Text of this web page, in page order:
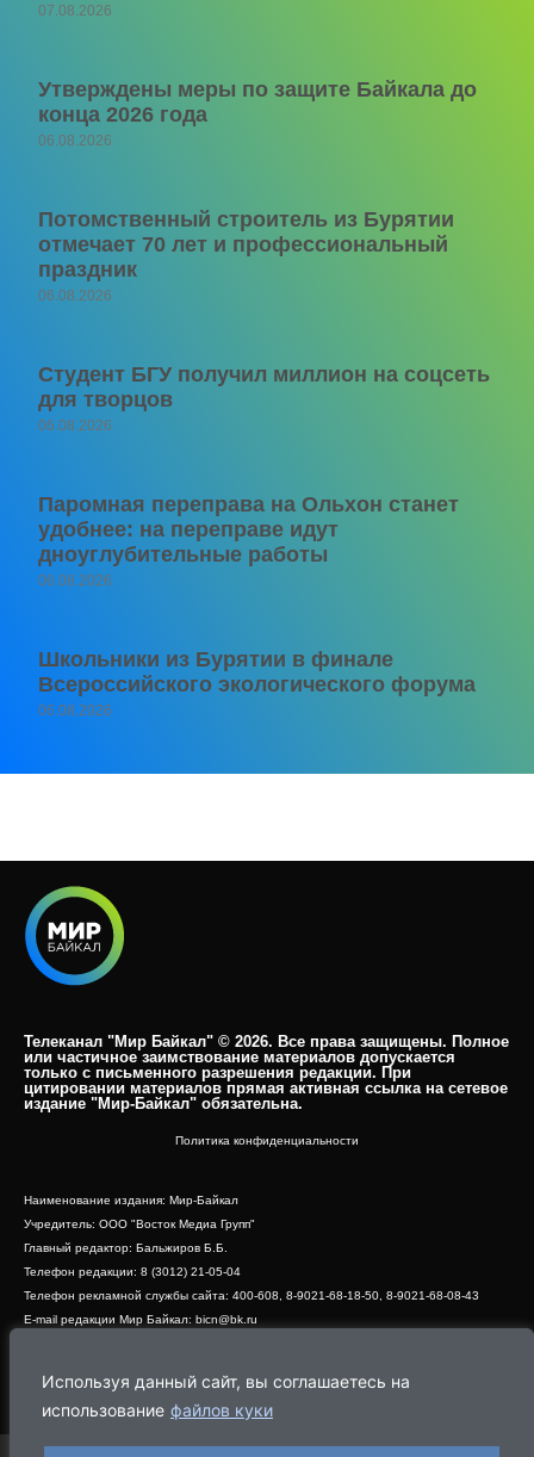
Используя данный сайт, вы соглашаетесь на
использование файлов куки
07.08.2026
Утверждены меры по защите Байкала до
конца 2026 года
06.08.2026
Потомственный строитель из Бурятии
отмечает 70 лет и профессиональный
праздник
06.08.2026
Студент БГУ получил миллион на соцсеть
для творцов
06.08.2026
Паромная переправа на Ольхон станет
удобнее: на переправе идут
дноуглубительные работы
06.08.2026
Школьники из Бурятии в финале
Всероссийского экологического форума
06.08.2026
Телеканал "Мир Байкал" © 2026. Все права защищены. Полное
или частичное заимствование материалов допускается
только с письменного разрешения редакции. При
цитировании материалов прямая активная ссылка на сетевое
издание "Мир-Байкал" обязательна.​
Политика конфиденциальности
Наименование издания: Мир-Байкал
Учредитель: ООО "Восток Медиа Групп"
Главный редактор: Бальжиров Б.Б.
Телефон редакции: 8 (3012) 21-05-04
Телефон рекламной службы сайта: 400-608, 8-9021-68-18-50, 8-9021-68-08-43
E-mail редакции Мир Байкал: bicn@bk.ru
Адрес редакции: 670000, г. Улан-Удэ, ул. Профсоюзная, дом 44, офис 1